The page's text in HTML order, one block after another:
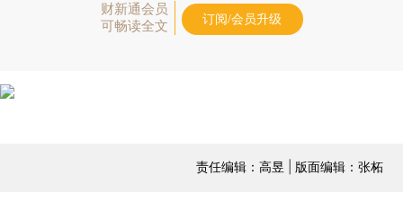
财新通会员
可畅读全文
订阅/会员升级
责任编辑：高昱 | 版面编辑：张柘